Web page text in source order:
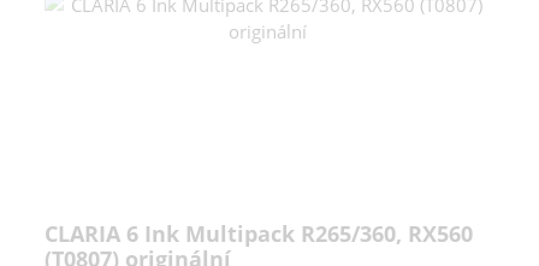
CLARIA 6 Ink Multipack R265/360, RX560
(T0807) originální